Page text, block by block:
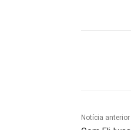
Notícia anterior